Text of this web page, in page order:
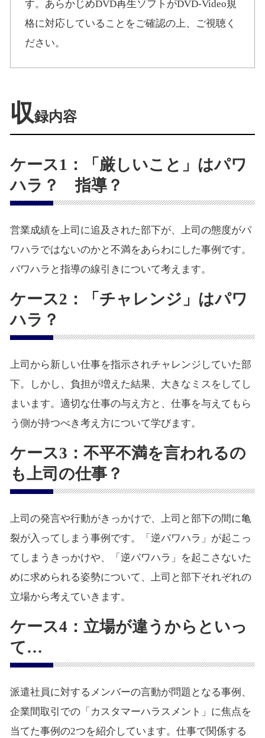
す。あらかじめDVD再生ソフトがDVD-Video規
格に対応していることをご確認の上、ご視聴く
ださい。
収録内容
ケース1：「厳しいこと」はパワ
ハラ？ 指導？
営業成績を上司に追及された部下が、上司の態度がパ
ワハラではないのかと不満をあらわにした事例です。
パワハラと指導の線引きについて考えます。
ケース2：「チャレンジ」はパワ
ハラ？
上司から新しい仕事を指示されチャレンジしていた部
下。しかし、負担が増えた結果、大きなミスをしてし
まいます。適切な仕事の与え方と、仕事を与えてもら
う側が持つべき考え方について学びます。
ケース3：不平不満を言われるの
も上司の仕事？
上司の発言や行動がきっかけで、上司と部下の間に亀
裂が入ってしまう事例です。「逆パワハラ」が起こっ
てしまうきっかけや、「逆パワハラ」を起こさないた
めに求められる姿勢について、上司と部下それぞれの
立場から考えていきます。
ケース4：立場が違うからといっ
て…
派遣社員に対するメンバーの言動が問題となる事例、
企業間取引での「カスタマーハラスメント」に焦点を
当てた事例の2つを紹介しています。仕事で関係する